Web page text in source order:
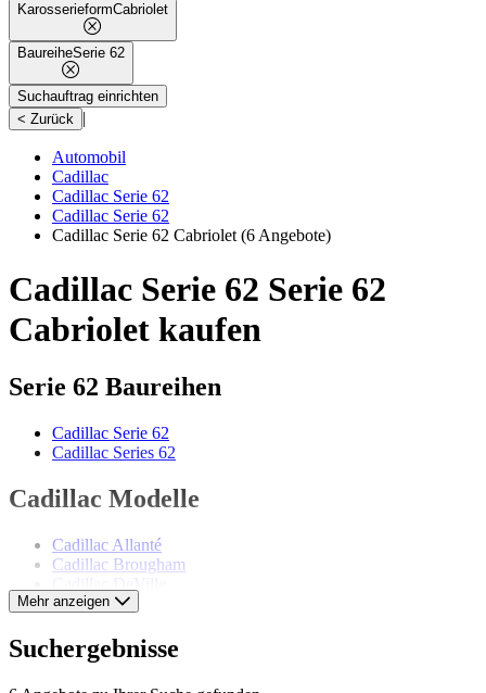
KarosserieformCabriolet
BaureiheSerie 62
Suchauftrag einrichten
< Zurück |
Automobil
Cadillac
Cadillac Serie 62
Cadillac Serie 62
Cadillac Serie 62 Cabriolet (6 Angebote)
Cadillac Serie 62 Serie 62
Cabriolet kaufen
Serie 62 Baureihen
Cadillac Serie 62
Cadillac Series 62
Cadillac Modelle
Cadillac Allanté
Cadillac Brougham
Cadillac Eldorado
Cadillac Serie 353
Cadillac Serie 60
Mehr anzeigen
Suchergebnisse